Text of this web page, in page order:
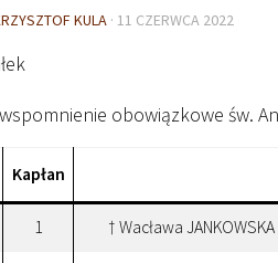
KULA · 11 CZERWCA 2022
wspomnienie obowiązkowe św.
Kapłan
1 † Wacława